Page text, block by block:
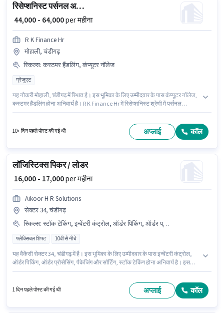
रिसेप्शनिस्ट पर्सनल असिस्टेंट
₹ 44,000 - 64,000per महीना
R K Finance Hr
मोहाली, चंडीगढ़
स्किल्स: कस्टमर हैंडलिंग, कंप्यूटर नॉलेज
ग्रेजुएट
यह नौकरी मोहाली, चंडीगढ़ में स्थित है। इस भूमिका के लिए उम्मीदवार के पास कंप्यूटर नॉलेज,
कस्टमर हैंडलिंग होना अनिवार्य है। R K Finance Hr में रिसेप्शनिस्ट श्रेणी में पर्सनल
कम से कम ग्रेजुएट डिग्री या सर्टिफिकेट होना चाहिए।
10+ दिन पहले पोस्ट की गई थी अप्लाई कॉल
लॉजिस्टिक्स पिकर / लोडर
₹ 16,000 - 17,000per महीना
Aikoor H R Solutions
सेक्टर 34, चंडीगढ़
स्किल्स: स्टॉक टेकिंग, इन्वेंटरी कंट्रोल, ऑर्डर पिकिंग, ऑर्डर प्रोसेसिंग, पैकेजिंग और सॉर्टिंग
फ्लेक्सिबल शिफ्ट 10वीं से नीचे
यह वैकेंसी सेक्टर 34, चंडीगढ़ में है। इस भूमिका के लिए उम्मीदवार के पास इन्वेंटरी कंट्रोल,
ऑर्डर पिकिंग, ऑर्डर प्रोसेसिंग, पैकेजिंग और सॉर्टिंग, स्टॉक टेकिंग होना अनिवार्य है। इस
आप प्रति माह ₹17000 तक कमा सकते हैं। इस भूमिका में Fixed वेतन संरचना मिलती है।
1 दिन पहले पोस्ट की गई थी अप्लाई कॉल